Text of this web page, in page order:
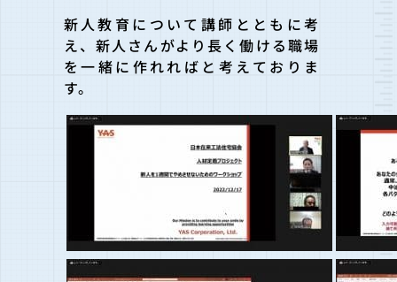
新人教育について講師とともに考
え、新人さんがより長く働ける職場
を一緒に作れればと考えておりま
す。